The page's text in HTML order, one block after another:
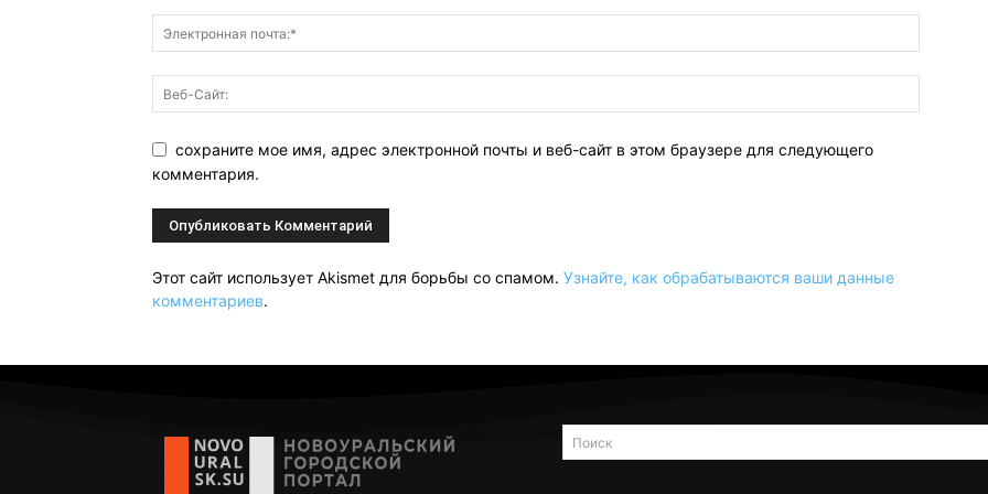
сохраните мое имя, адрес электронной почты и веб-сайт в этом браузере для следующего
комментария.
Этот сайт использует Akismet для борьбы со спамом. Узнайте, как обрабатываются ваши данные
комментариев.
Поиск